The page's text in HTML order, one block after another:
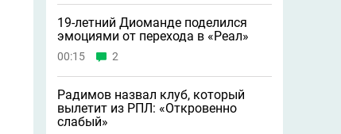
19-летний Диоманде поделился
эмоциями от перехода в «Реал»
00:15 2
Радимов назвал клуб, который
вылетит из РПЛ: «Откровенно
слабый»